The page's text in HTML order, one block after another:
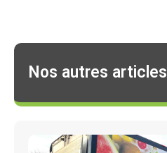
Nos autres articles